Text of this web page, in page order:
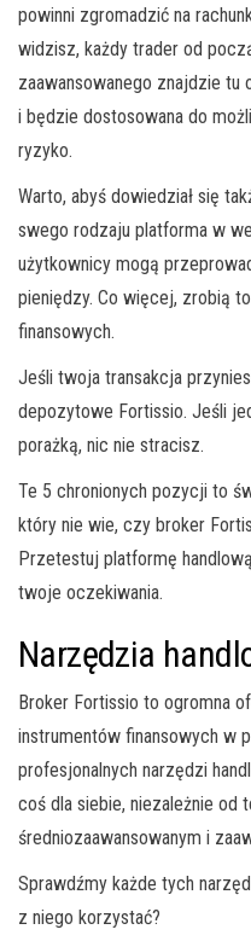
powinni zgromadzić na
widzisz, każdy trader od
zaawansowanego znajdzie tu
i będzie dostosowana do
ryzyko.
Warto, abyś dowiedział się
swego rodzaju platforma w
użytkownicy mogą
pieniędzy. Co więcej, zrobią
finansowych.
Jeśli twoja transakcja
depozytowe Fortissio. Jeśli
porażką, nic nie stracisz.
Te 5 chronionych pozycji to
który nie wie, czy broker
Przetestuj platformę
twoje oczekiwania.
Narzędzia
Broker Fortissio to ogromna
instrumentów finansowych w
profesjonalnych narzędzi
coś dla siebie, niezależnie
średniozaawansowanym i
Sprawdźmy każde tych
z niego korzystać?